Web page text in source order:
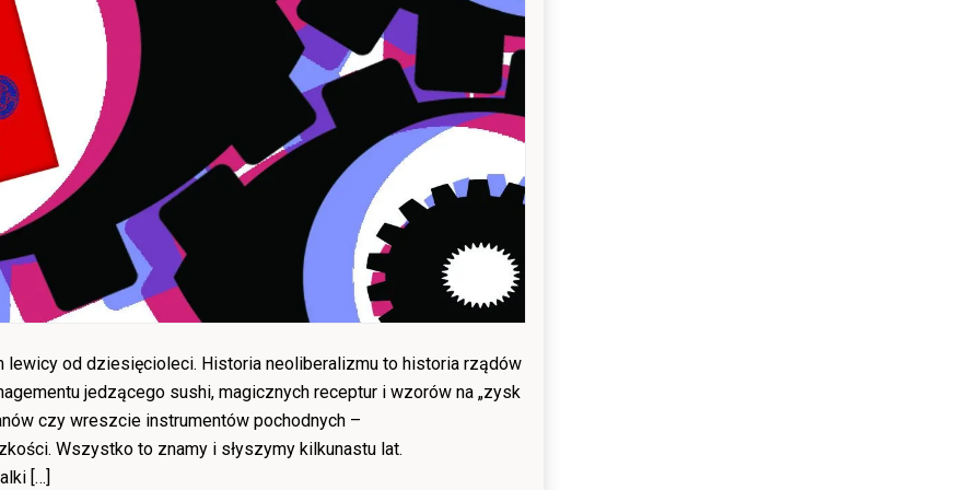
lewicy od dziesięcioleci. Historia neoliberalizmu to historia rządów
jedzącego sushi, magicznych receptur i wzorów na „zysk
czy wreszcie instrumentów pochodnych –
Wszystko to znamy i słyszymy kilkunastu lat.
[…]